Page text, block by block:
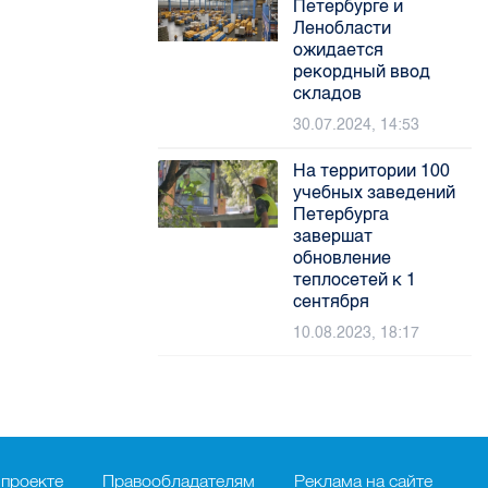
Петербурге и
Ленобласти
ожидается
рекордный ввод
складов
30.07.2024, 14:53
На территории 100
учебных заведений
Петербурга
завершат
обновление
теплосетей к 1
сентября
10.08.2023, 18:17
Правообладателям Реклама на сайте